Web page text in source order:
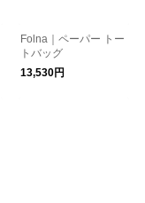
Folna｜ペーパー トー
トバッグ
13,530円